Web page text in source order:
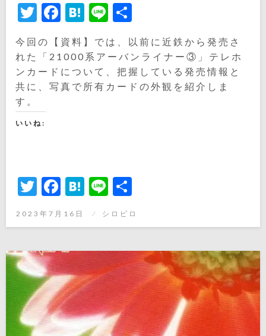
Twitter
Facebook
Hatena
Line
有
今回の【資料】では、以前に近鉄から発売さ
れた「21000系アーバンライナー③」テレホ
ンカードについて、把握している発売情報と
共に、写真で所有カードの外観を紹介しま
す。
いいね:
Twitter
Facebook
Hatena
Line
有
投
日:
2023年7月16日 シロピロ